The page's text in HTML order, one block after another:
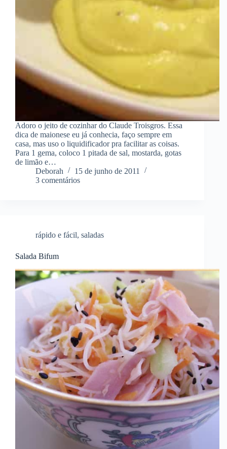
Adoro o jeito de cozinhar do Claude Troisgros. Essa
dica de maionese eu já conhecia, faço sempre em
casa, mas uso o liquidificador pra facilitar as coisas.
Para 1 gema, coloco 1 pitada de sal, mostarda, gotas
de limão e…
Deborah
15 de junho de 2011
3 comentários
rápido e fácil, saladas
Salada Bifum